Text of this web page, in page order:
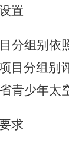
置
分组别依
目分组别
青少年太
求